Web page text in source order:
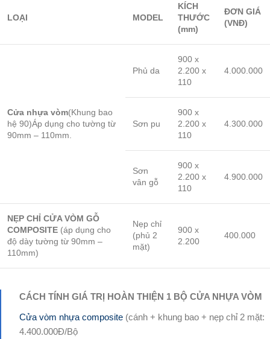
LOẠI MODEL
KÍCH
THƯỚC
(mm)
ĐƠN GIÁ
(VNĐ)
Cửa nhựa vòm(Khung bao
hệ 90)Áp dụng cho tường từ
90mm – 110mm.
Phủ da
900 x
2.200 x
110
4.000.000
Sơn pu
900 x
2.200 x
110
4.300.000
Sơn
vân gỗ
900 x
2.200 x
110
4.900.000
NẸP CHỈ CỬA VÒM GỖ
COMPOSITE (áp dụng cho
độ dày tường từ 90mm –
110mm)
Nẹp chỉ
(phủ 2
mặt)
900 x
2.200
400.000
CÁCH TÍNH GIÁ TRỊ HOÀN THIỆN 1 BỘ CỬA NHỰA VÒM
Cửa vòm nhựa composite (cánh + khung bao + nẹp chỉ 2 mặt:
4.400.000Đ/Bộ